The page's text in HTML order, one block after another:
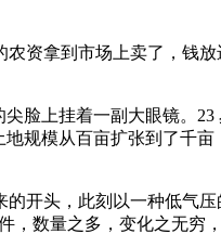
资拿到市场上卖了，钱
脸上挂着一副大眼镜。
规模从百亩扩张到了千
开头，此刻以一种低气
量之多，变化之无穷